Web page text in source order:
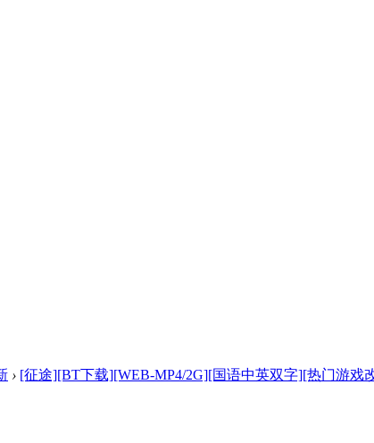
› [征途][BT下载][WEB-MP4/2G][国语中英双字][热门游戏